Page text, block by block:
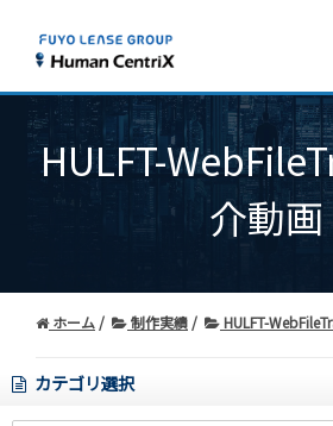
HULFT-
介動画
ホーム 制作実績 HULFT-
カテゴリ選択